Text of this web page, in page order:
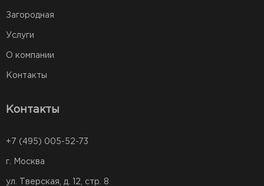
Загородная
Услуги
О компании
Контакты
Контакты
+7 (495) 005-52-73
г. Москва
ул. Тверская, д. 12, стр. 8